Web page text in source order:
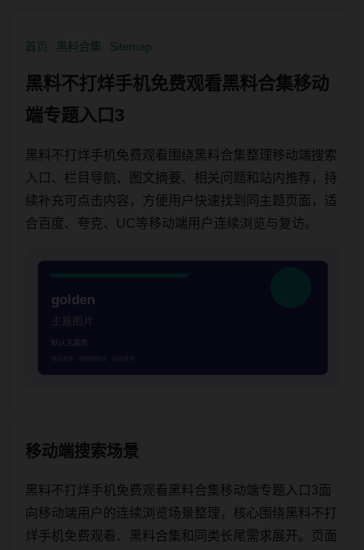
首页 黑料合集 Sitemap
黑料不打烊手机免费观看黑料合集移动
端专题入口3
黑料不打烊手机免费观看围绕黑料合集整理移动端搜索
入口、栏目导航、图文摘要、相关问题和站内推荐，持
续补充可点击内容，方便用户快速找到同主题页面，适
合百度、夸克、UC等移动端用户连续浏览与复访。
移动端搜索场景
黑料不打烊手机免费观看黑料合集移动端专题入口3面
向移动端用户的连续浏览场景整理，核心围绕黑料不打
烊手机免费观看、黑料合集和同类长尾需求展开。页面